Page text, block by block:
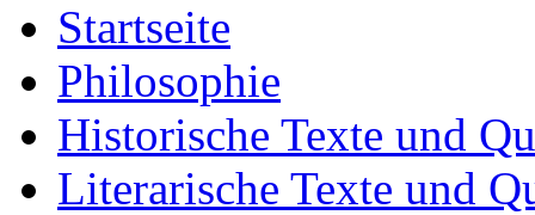
Startseite
Philosophie
Historische Texte und
Literarische Texte und